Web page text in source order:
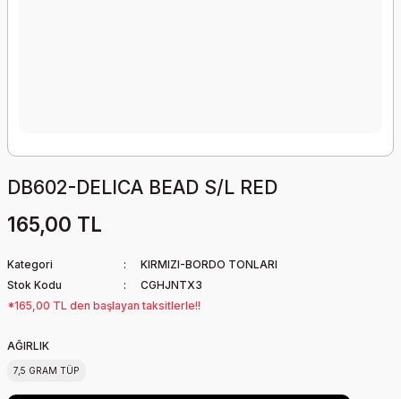
DB602-DELICA BEAD S/L RED
165,00 TL
Kategori
KIRMIZI-BORDO TONLARI
Stok Kodu
CGHJNTX3
*165,00 TL den başlayan taksitlerle!!
AĞIRLIK
7,5 GRAM TÜP